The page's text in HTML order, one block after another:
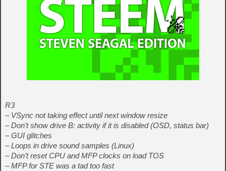
R3
– VSync not taking effect until next window resize
– Don’t show drive B: activity if it is disabled (OSD, status bar)
– GUI glitches
– Loops in drive sound samples (Linux)
– Don’t reset CPU and MFP clocks on load TOS
– MFP for STE was a tad too fast